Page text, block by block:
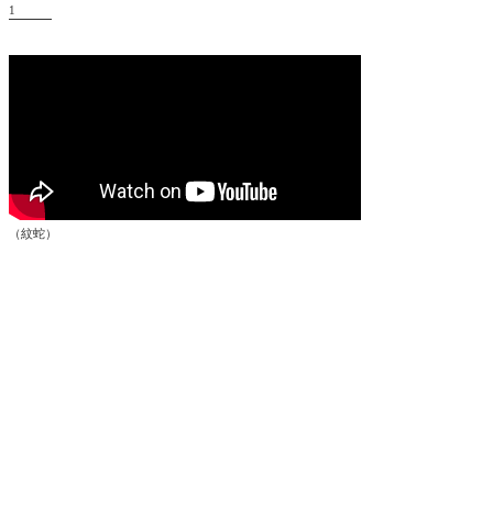
1
（紋蛇）